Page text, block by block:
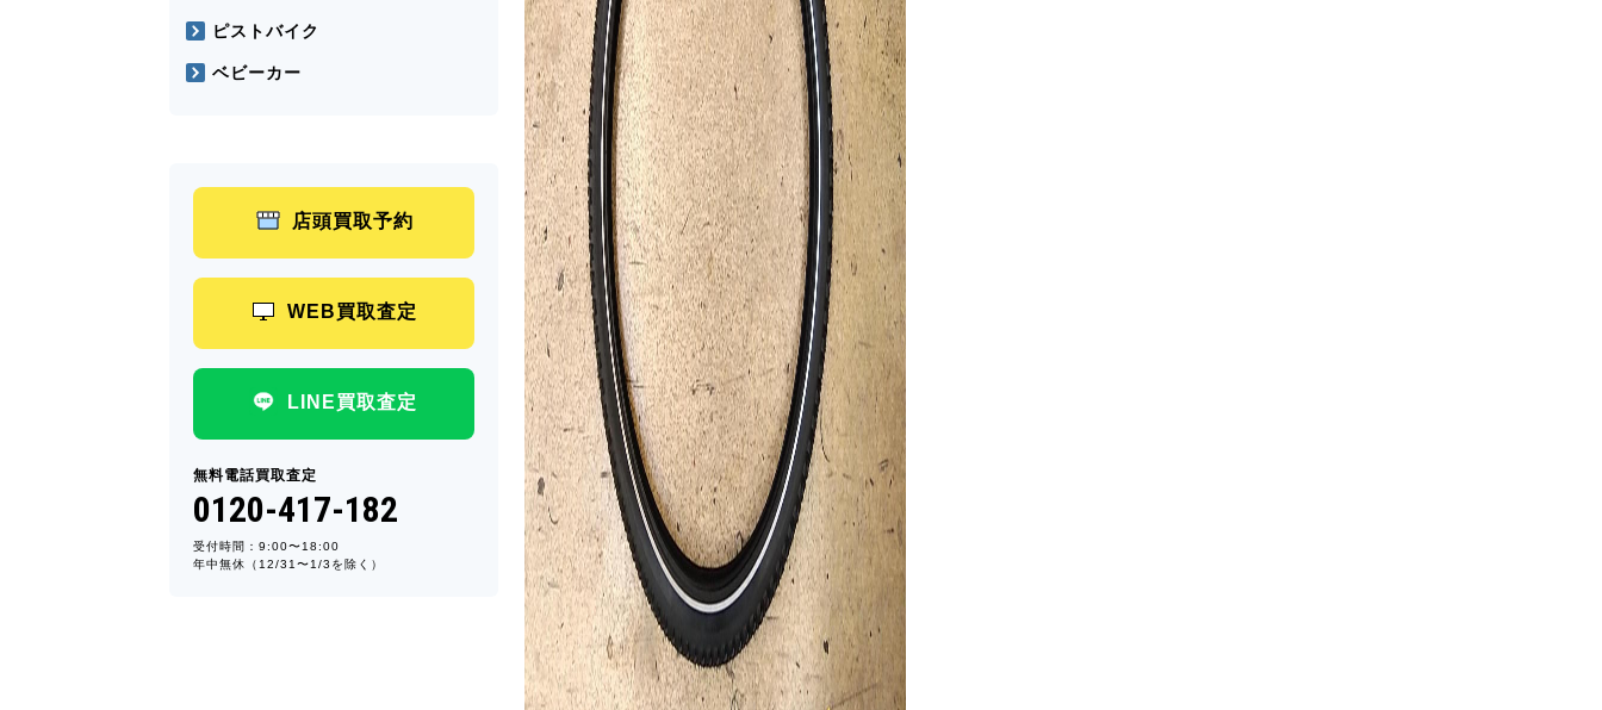
ピストバイク
ベビーカー
店頭買取予約
WEB買取査定
LINE買取査定
無料電話買取査定
0120-417-182
受付時間：9:00〜18:00
年中無休（12/31〜1/3を除く）